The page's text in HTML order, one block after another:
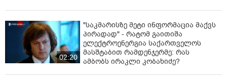
02:20
"საკმარისზე მეტი ინფორმაცია მაქვს
პირადად" - რატომ გაითიშა
ელექტროენერგია საქართველოს
მასშტაბით რამდენჯერმე: რას
ამბობს ირაკლი კობახიძე?